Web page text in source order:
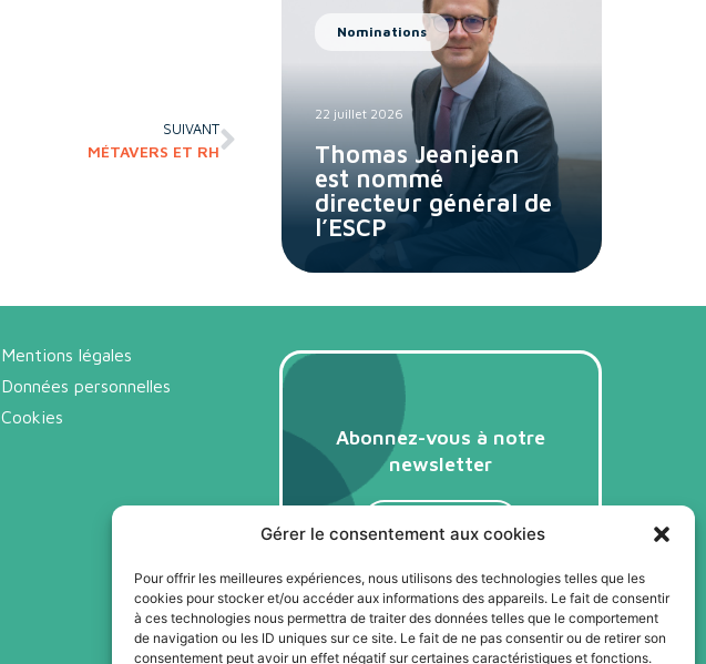
Gérer le consentement aux cookies
Pour offrir les meilleures expériences, nous utilisons des technologies telles que les
cookies pour stocker et/ou accéder aux informations des appareils. Le fait de consentir
à ces technologies nous permettra de traiter des données telles que le comportement
de navigation ou les ID uniques sur ce site. Le fait de ne pas consentir ou de retirer son
consentement peut avoir un effet négatif sur certaines caractéristiques et fonctions.
SUIVANT
MÉTAVERS ET RH
Nominations
22 juillet 2026
Thomas Jeanjean
est nommé
directeur général de
l’ESCP
Mentions légales
Données personnelles
Cookies
Abonnez-vous à notre
newsletter
Je m'abonne